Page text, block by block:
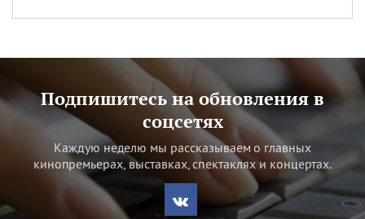
Подпишитесь на обновления в
соцсетях
Каждую неделю мы рассказываем о главных
кинопремьерах, выставках, спектаклях и концертах.